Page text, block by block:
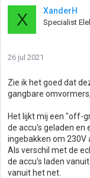
X XanderH
Specialist
26 jul 2021
Zie ik het goed dat
gangbare
Het lijkt mij een "off-
de accu's geladen en
ingebakken om 230V
Als verschil met de
de accu's laden
vanuit het net.